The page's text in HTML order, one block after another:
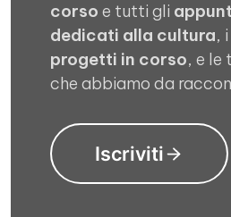
corso e tutti gli
dedicati alla cultura, i
progetti in corso, e le
che abbiamo da
Iscriviti